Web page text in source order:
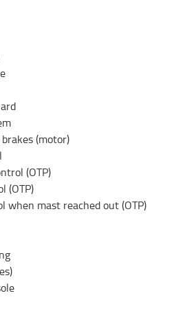
(motor)
(OTP)
(OTP)
when mast reached out (OTP)